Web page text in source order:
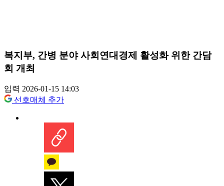
복지부, 간병 분야 사회연대경제 활성화 위한 간담
회 개최
입력 2026-01-15 14:03
선호매체 추가